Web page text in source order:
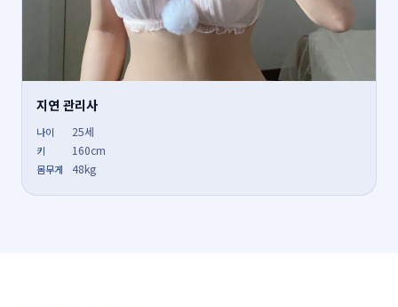
지연 관리사
나이 25세
키 160cm
몸무게 48kg